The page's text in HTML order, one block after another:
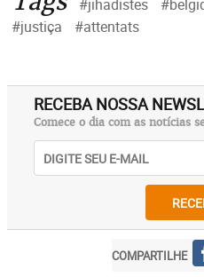
#jihadistes
#justiça
#attentats
RECEBA NOSSA
Comece o dia com as notícias
COMPARTILHE